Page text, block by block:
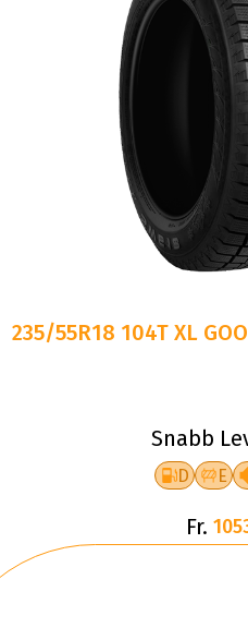
235/55R18 104T XL
Snabb
D E
Fr.